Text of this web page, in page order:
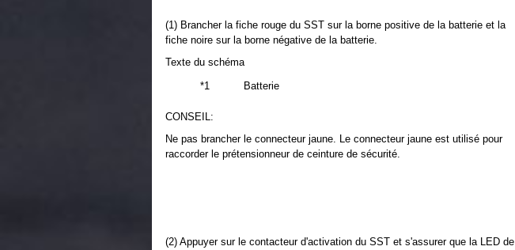
(1) Brancher la fiche rouge du SST sur la borne positive de la batterie et la
fiche noire sur la borne négative de la batterie.
Texte du schéma
*1
Batterie
CONSEIL:
Ne pas brancher le connecteur jaune. Le connecteur jaune est utilisé pour
raccorder le prétensionneur de ceinture de sécurité.
(2) Appuyer sur le contacteur d'activation du SST et s'assurer que la LED de